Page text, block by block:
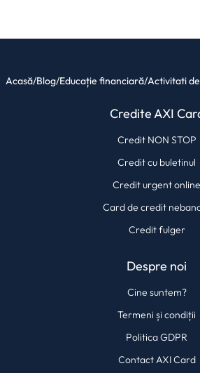
Acasă/Blog/Educație financiară/Activitati
Credite AXI
Credit NON STOP
Credit cu buletinul
Credit urgent online
Card de credit
Credit fulger
Despre noi
Cine suntem?
Termeni și condiții
Politica GDPR
Contact AXI Card